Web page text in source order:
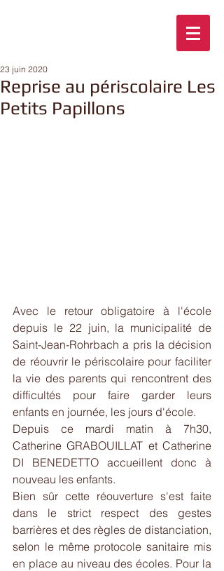
Reprise au périscolaire Les
Petits Papillons
23 juin 2020
Avec le retour obligatoire à l'école
depuis le 22 juin, la municipalité de
Saint-Jean-Rohrbach a pris la décision
de réouvrir le périscolaire pour faciliter
la vie des parents qui rencontrent des
difficultés pour faire garder leurs
enfants en journée, les jours d'école.
Depuis ce mardi matin à 7h30,
Catherine GRABOUILLAT et Catherine
DI BENEDETTO accueillent donc à
nouveau les enfants.
Bien sûr cette réouverture s'est faite
dans le strict respect des gestes
barrières et des règles de distanciation,
selon le même protocole sanitaire mis
en place au niveau des écoles. Pour la